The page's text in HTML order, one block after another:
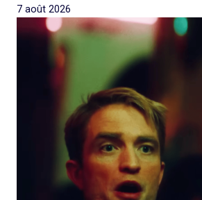
7 août 2026